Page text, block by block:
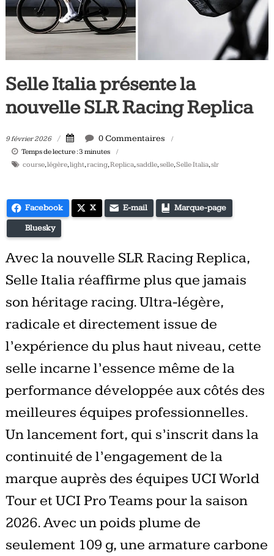
Tous
vélo
triathlon
Selle Italia présente la
nouvelle SLR Racing Replica
9 février 2026 0 Commentaires
Temps de lecture :3 minutes
course,légère,light,racing,Replica,saddle,selle,Selle Italia,slr
Facebook X E-mail Marque-page
Bluesky
Avec la nouvelle SLR Racing Replica,
Selle Italia réaffirme plus que jamais
son héritage racing. Ultra-légère,
radicale et directement issue de
l’expérience du plus haut niveau, cette
selle incarne l’essence même de la
performance développée aux côtés des
meilleures équipes professionnelles.
Un lancement fort, qui s’inscrit dans la
continuité de l’engagement de la
marque auprès des équipes UCI World
Tour et UCI Pro Teams pour la saison
2026. Avec un poids plume de
seulement 109 g, une armature carbone